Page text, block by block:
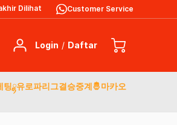
Dilihat Customer Service
Login / Daftar
팅ྷ유로파리그결승중계🤴마카오